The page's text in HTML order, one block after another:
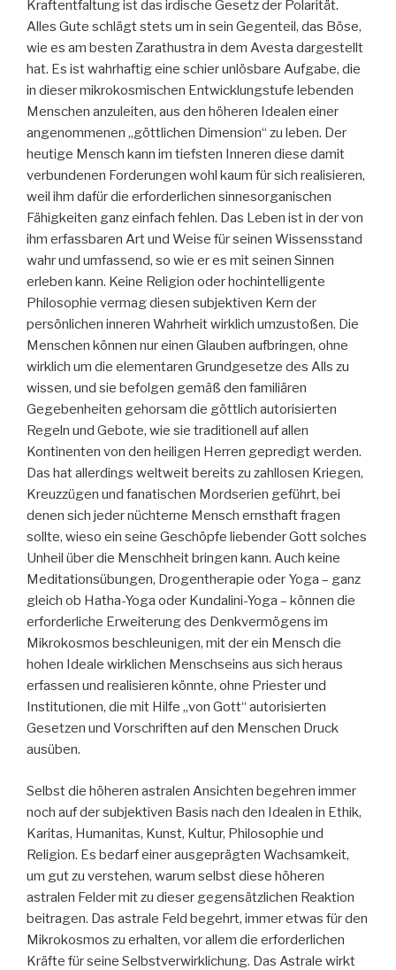
Kraftentfaltung ist das irdische Gesetz der Polarität.
Alles Gute schlägt stets um in sein Gegenteil, das Böse,
wie es am besten Zarathustra in dem Avesta dargestellt
hat. Es ist wahrhaftig eine schier unlösbare Aufgabe, die
in dieser mikrokosmischen Entwicklungstufe lebenden
Menschen anzuleiten, aus den höheren Idealen einer
angenommenen „göttlichen Dimension“ zu leben. Der
heutige Mensch kann im tiefsten Inneren diese damit
verbundenen Forderungen wohl kaum für sich realisieren,
weil ihm dafür die erforderlichen sinnesorganischen
Fähigkeiten ganz einfach fehlen. Das Leben ist in der von
ihm erfassbaren Art und Weise für seinen Wissensstand
wahr und umfassend, so wie er es mit seinen Sinnen
erleben kann. Keine Religion oder hochintelligente
Philosophie vermag diesen subjektiven Kern der
persönlichen inneren Wahrheit wirklich umzustoßen. Die
Menschen können nur einen Glauben aufbringen, ohne
wirklich um die elementaren Grundgesetze des Alls zu
wissen, und sie befolgen gemäß den familiären
Gegebenheiten gehorsam die göttlich autorisierten
Regeln und Gebote, wie sie traditionell auf allen
Kontinenten von den heiligen Herren gepredigt werden.
Das hat allerdings weltweit bereits zu zahllosen Kriegen,
Kreuzzügen und fanatischen Mordserien geführt, bei
denen sich jeder nüchterne Mensch ernsthaft fragen
sollte, wieso ein seine Geschöpfe liebender Gott solches
Unheil über die Menschheit bringen kann. Auch keine
Meditationsübungen, Drogentherapie oder Yoga – ganz
gleich ob Hatha-Yoga oder Kundalini-Yoga – können die
erforderliche Erweiterung des Denkvermögens im
Mikrokosmos beschleunigen, mit der ein Mensch die
hohen Ideale wirklichen Menschseins aus sich heraus
erfassen und realisieren könnte, ohne Priester und
Institutionen, die mit Hilfe „von Gott“ autorisierten
Gesetzen und Vorschriften auf den Menschen Druck
ausüben.
Selbst die höheren astralen Ansichten begehren immer
noch auf der subjektiven Basis nach den Idealen in Ethik,
Karitas, Humanitas, Kunst, Kultur, Philosophie und
Religion. Es bedarf einer ausgeprägten Wachsamkeit,
um gut zu verstehen, warum selbst diese höheren
astralen Felder mit zu dieser gegensätzlichen Reaktion
beitragen. Das astrale Feld begehrt, immer etwas für den
Mikrokosmos zu erhalten, vor allem die erforderlichen
Kräfte für seine Selbstverwirklichung. Das Astrale wirkt